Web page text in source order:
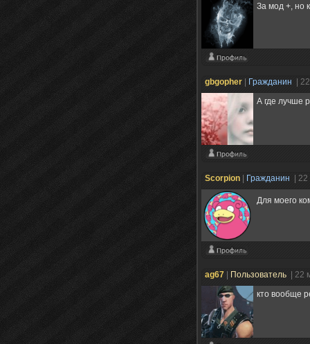
За мод +, но
gbgopher Гражданин
|
А где лучше
Scorpion Гражданин |
Для моего
ag67 Пользователь
| 22
кто вообще